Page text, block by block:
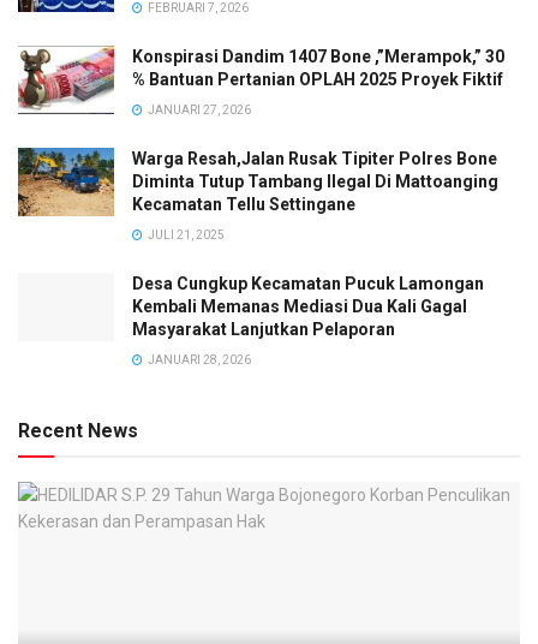
FEBRUARI 7, 2026
Konspirasi Dandim 1407 Bone ,”Merampok,” 30
% Bantuan Pertanian OPLAH 2025 Proyek Fiktif
JANUARI 27, 2026
Warga Resah,Jalan Rusak Tipiter Polres Bone
Diminta Tutup Tambang Ilegal Di Mattoanging
Kecamatan Tellu Settingane
JULI 21, 2025
Desa Cungkup Kecamatan Pucuk Lamongan
Kembali Memanas Mediasi Dua Kali Gagal
Masyarakat Lanjutkan Pelaporan
JANUARI 28, 2026
Recent News